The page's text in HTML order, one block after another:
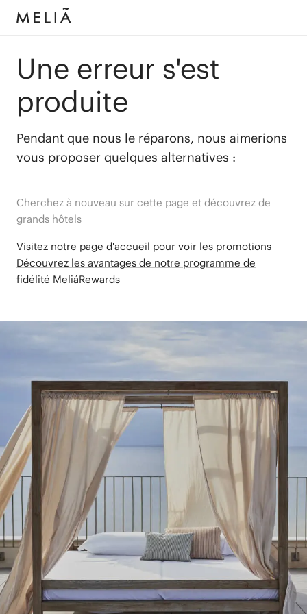
Une erreur s'est
produite
Pendant que nous le réparons, nous aimerions
vous proposer quelques alternatives :
Cherchez à nouveau sur cette page et découvrez de
grands hôtels
Visitez notre page d'accueil pour voir les promotions
Découvrez les avantages de notre programme de
fidélité MeliáRewards